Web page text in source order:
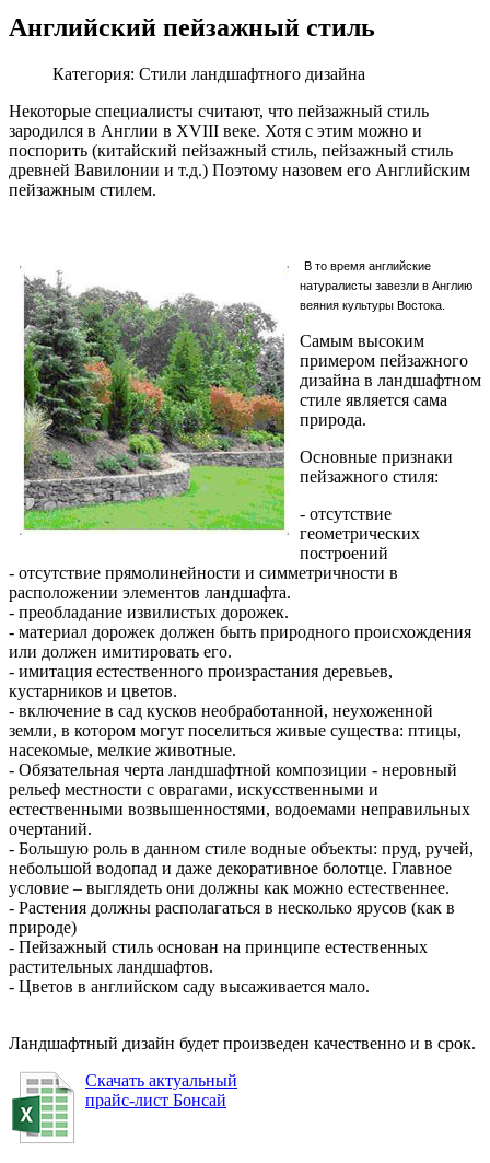
Английский пейзажный стиль
Категория: Стили ландшафтного дизайна
Некоторые специалисты считают, что пейзажный стиль
зародился в Англии в XVIII веке. Хотя с этим можно и
поспорить (китайский пейзажный стиль, пейзажный стиль
древней Вавилонии и т.д.) Поэтому назовем его Английским
пейзажным стилем.
В то время английские
натуралисты завезли в Англию
веяния культуры Востока.
Самым высоким
примером пейзажного
дизайна в ландшафтном
стиле является сама
природа.
Основные признаки
пейзажного стиля:
- отсутствие
геометрических
построений
- отсутствие прямолинейности и симметричности в
расположении элементов ландшафта.
- преобладание извилистых дорожек.
- материал дорожек должен быть природного происхождения
или должен имитировать его.
- имитация естественного произрастания деревьев,
кустарников и цветов.
- включение в сад кусков необработанной, неухоженной
земли, в котором могут поселиться живые существа: птицы,
насекомые, мелкие животные.
- Обязательная черта ландшафтной композиции - неровный
рельеф местности с оврагами, искусственными и
естественными возвышенностями, водоемами неправильных
очертаний.
- Большую роль в данном стиле водные объекты: пруд, ручей,
небольшой водопад и даже декоративное болотце. Главное
условие – выглядеть они должны как можно естественнее.
- Растения должны располагаться в несколько ярусов (как в
природе)
- Пейзажный стиль основан на принципе естественных
растительных ландшафтов.
- Цветов в английском саду высаживается мало.
Ландшафтный дизайн будет произведен качественно и в срок.
Скачать актуальный
прайс-лист Бонсай